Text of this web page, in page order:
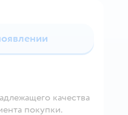
качества
покупки.